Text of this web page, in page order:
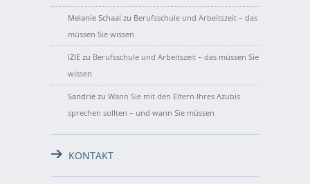
Melanie Schaal zu Berufsschule und Arbeitszeit – das
müssen Sie wissen
IZIE zu Berufsschule und Arbeitszeit – das müssen Sie
wissen
Sandrie zu Wann Sie mit den Eltern Ihres Azubis
sprechen sollten – und wann Sie müssen
KONTAKT